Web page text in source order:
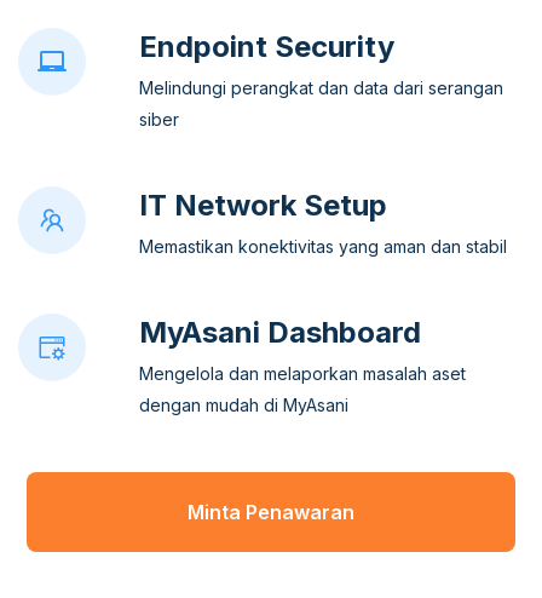
Endpoint Security
Melindungi perangkat dan data dari serangan
siber
IT Network Setup
Memastikan konektivitas yang aman dan stabil
MyAsani Dashboard
Mengelola dan melaporkan masalah aset
dengan mudah di MyAsani
Minta Penawaran